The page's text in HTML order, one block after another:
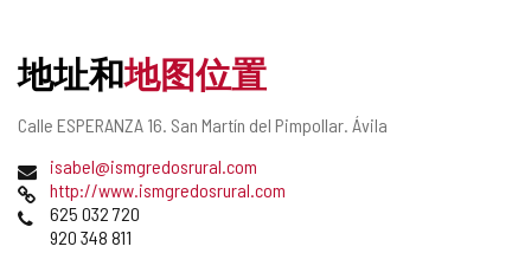
地址和地图位置
邮
地
址
Calle ESPERANZA 16. San Martín del Pimpollar. Ávila
电
子
邮
isabel@ismgredosrural.com
网
页
http://www.ismgredosrural.com
电
625 032 720
920 348 811